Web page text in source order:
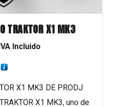
TRAKTOR X1 MK3
Incluido
X1 MK3 DE PRODJ
X1 MK3, uno de